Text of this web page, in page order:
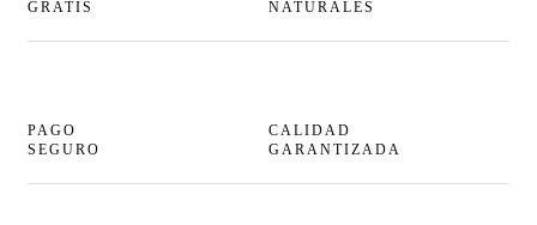
GRATIS NATURALES
PAGO
SEGURO
CALIDAD
GARANTIZADA